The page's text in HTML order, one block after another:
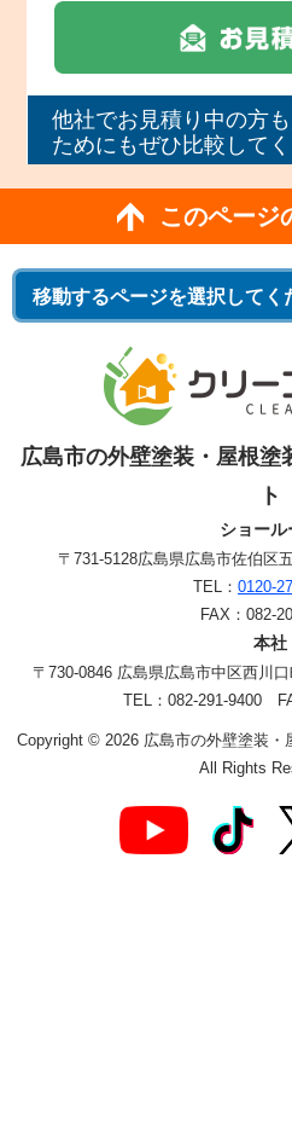
他社でお見積り中の方
ためにもぜひ比較してく
このページ
広島市の外壁塗装・屋根塗
ト
ショール
〒731-5128広島県広島市佐伯区
TEL： 0120-
FAX：082-
本社
〒730-0846 広島県広島市中区西川
TEL：082-291-9400
Copyright © 2026 広島市の外壁塗装・
All Rights